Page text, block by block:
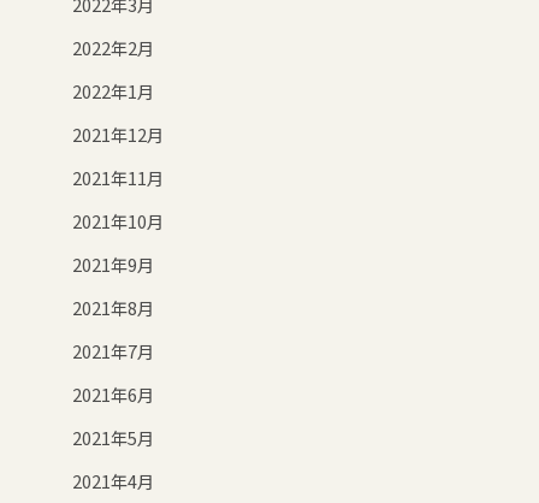
2022年2月
2022年1月
2021年12月
2021年11月
2021年10月
2021年9月
2021年8月
2021年7月
2021年6月
2021年5月
2021年4月